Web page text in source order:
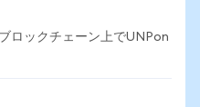
ロックチェーン上でUNPon